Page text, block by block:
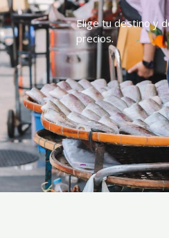
Elige tu destino y
precios.